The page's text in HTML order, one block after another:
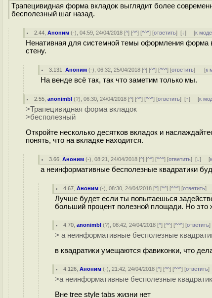
Трапецивидная форма вкладок выглядит более
бесполезный шаг назад.
2.44 ,Аноним (-), 04:59, 24/04/2018 [^] [^^] [^^^] [ответить][↓] [к
Ненативная для системной темы оформления форма
стену.
3.131 ,Аноним (-), 06:32, 25/04/2018 [^] [^^] [^^^] [ответить] [к
На венде всё так, так что заметим только мы.
2.55 ,anonimbl (?), 06:30, 24/04/2018 [^] [^^] [^^^] [ответить][↑] [к
>Трапецивидная форма вкладок
>бесполезный
Откройте несколько десятков вкладок и
понять, что на вкладке находится.
3.66 ,Аноним (-), 08:21, 24/04/2018 [^] [^^] [^^^] [ответить][↓] [
а неинформативные бесполезные квадратики
4.67 ,Аноним (-), 08:30, 24/04/2018 [^] [^^] [^^^] [ответить]
Лучше будет если ты попытаешься
больший процент полезной площади. Но это
4.70 ,anonimbl (?), 08:42, 24/04/2018 [^] [^^] [^^^] [ответить]
> а неинформативные бесполезные
в квадратики умещаются фавиконки, что
4.126 ,Аноним (-), 21:42, 24/04/2018 [^] [^^] [^^^] [ответить]
>а неинформативные бесполезные
Вне tree style tabs жизни нет